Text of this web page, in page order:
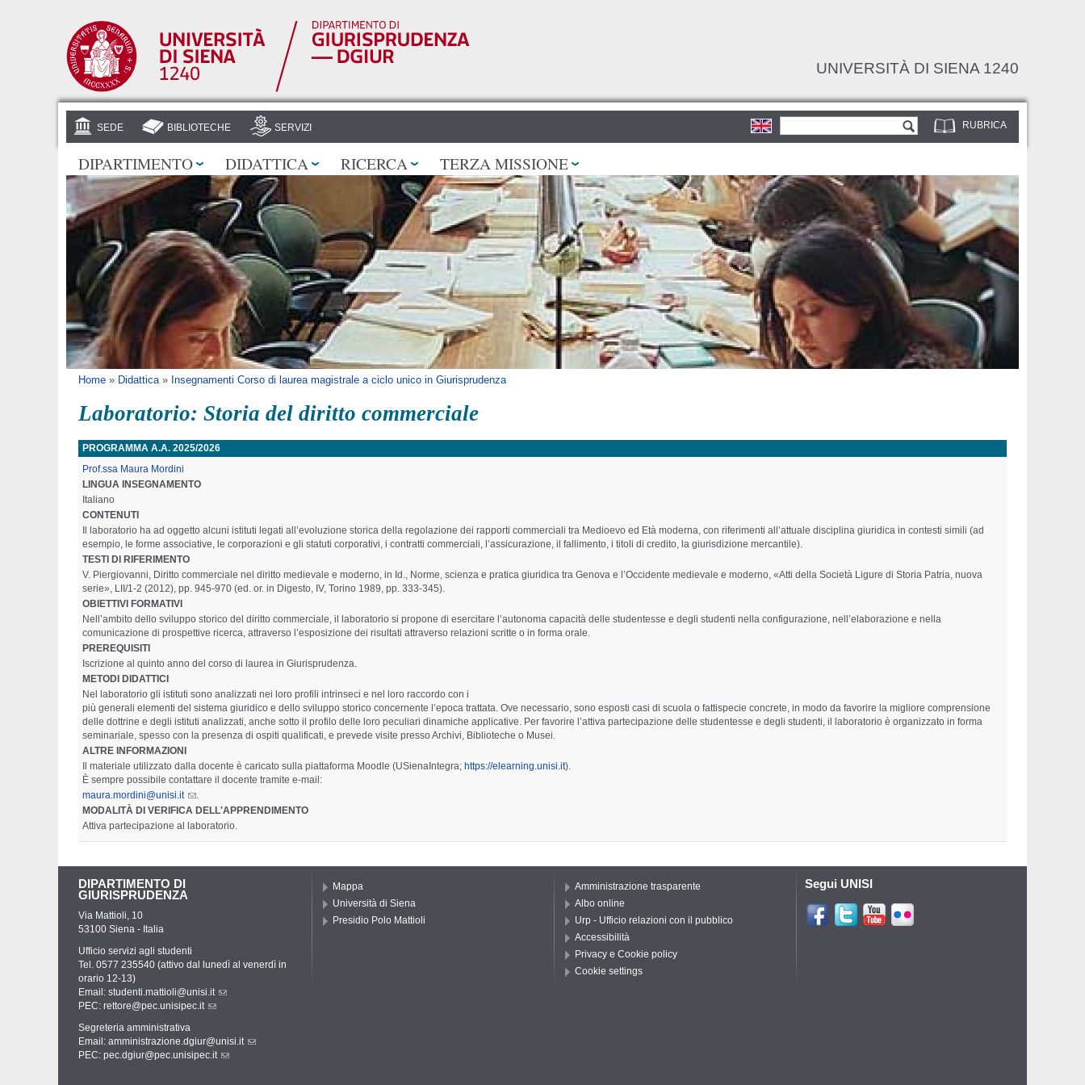
UNIVERSITÀ DI SIENA 1240
RUBRICA
Form di ricerca
SEDE BIBLIOTECHE SERVIZI
DIPARTIMENTO DIDATTICA RICERCA TERZA MISSIONE
Tu sei qui
Home » Didattica » Insegnamenti Corso di laurea magistrale a ciclo unico in Giurisprudenza
Laboratorio: Storia del diritto commerciale
PROGRAMMA A.A. 2025/2026
Prof.ssa Maura Mordini
LINGUA INSEGNAMENTO
Italiano
CONTENUTI
Il laboratorio ha ad oggetto alcuni istituti legati all’evoluzione storica della regolazione dei rapporti commerciali tra Medioevo ed Età moderna, con riferimenti all’attuale disciplina giuridica in contesti simili (ad
esempio, le forme associative, le corporazioni e gli statuti corporativi, i contratti commerciali, l’assicurazione, il fallimento, i titoli di credito, la giurisdizione mercantile).
TESTI DI RIFERIMENTO
V. Piergiovanni, Diritto commerciale nel diritto medievale e moderno, in Id., Norme, scienza e pratica giuridica tra Genova e l’Occidente medievale e moderno, «Atti della Società Ligure di Storia Patria, nuova
serie», LII/1-2 (2012), pp. 945-970 (ed. or. in Digesto, IV, Torino 1989, pp. 333-345).
OBIETTIVI FORMATIVI
Nell’ambito dello sviluppo storico del diritto commerciale, il laboratorio si propone di esercitare l’autonoma capacità delle studentesse e degli studenti nella configurazione, nell’elaborazione e nella
comunicazione di prospettive ricerca, attraverso l’esposizione dei risultati attraverso relazioni scritte o in forma orale.
PREREQUISITI
Iscrizione al quinto anno del corso di laurea in Giurisprudenza.
METODI DIDATTICI
Nel laboratorio gli istituti sono analizzati nei loro profili intrinseci e nel loro raccordo con i
più generali elementi del sistema giuridico e dello sviluppo storico concernente l’epoca trattata. Ove necessario, sono esposti casi di scuola o fattispecie concrete, in modo da favorire la migliore comprensione
delle dottrine e degli istituti analizzati, anche sotto il profilo delle loro peculiari dinamiche applicative. Per favorire l’attiva partecipazione delle studentesse e degli studenti, il laboratorio è organizzato in forma
seminariale, spesso con la presenza di ospiti qualificati, e prevede visite presso Archivi, Biblioteche o Musei.
ALTRE INFORMAZIONI
Il materiale utilizzato dalla docente è caricato sulla piattaforma Moodle (USienaIntegra; https://elearning.unisi.it).
È sempre possibile contattare il docente tramite e-mail:
maura.mordini@unisi.it
MODALITÀ DI VERIFICA DELL'APPRENDIMENTO
Attiva partecipazione al laboratorio.
DIPARTIMENTO DI
GIURISPRUDENZA
Via Mattioli, 10
53100 Siena - Italia
Ufficio servizi agli studenti
Tel. 0577 235540 (attivo dal lunedì al venerdì in
orario 12-13)
Email: studenti.mattioli@unisi.it
PEC: rettore@pec.unisipec.it
Segreteria amministrativa
Email: amministrazione.dgiur@unisi.it
PEC: pec.dgiur@pec.unisipec.it
Mappa
Università di Siena
Presidio Polo Mattioli
Amministrazione trasparente
Albo online
Urp - Ufficio relazioni con il pubblico
Accessibilità
Privacy e Cookie policy
Cookie settings
Segui UNISI